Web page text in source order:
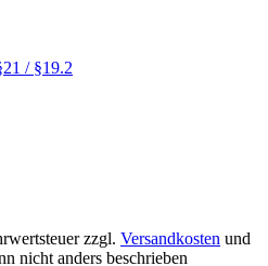
/ §19.2
zzgl. Versandkosten und
nicht anders beschrieben